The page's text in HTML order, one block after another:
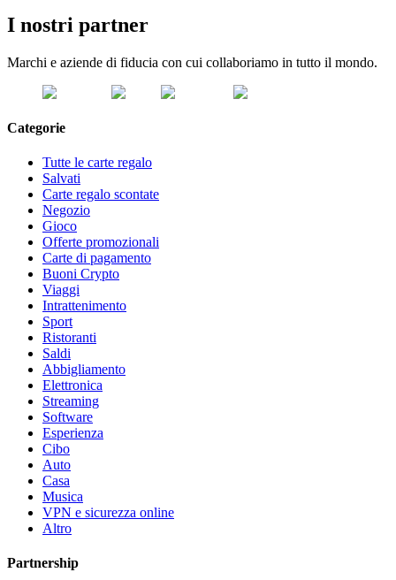
I nostri partner
Marchi e aziende di fiducia con cui collaboriamo in tutto il mondo.
Categorie
Tutte le carte regalo
Salvati
Carte regalo scontate
Negozio
Gioco
Offerte promozionali
Carte di pagamento
Buoni Crypto
Viaggi
Intrattenimento
Sport
Ristoranti
Saldi
Abbigliamento
Elettronica
Streaming
Software
Esperienza
Cibo
Auto
Casa
Musica
VPN e sicurezza online
Altro
Partnership